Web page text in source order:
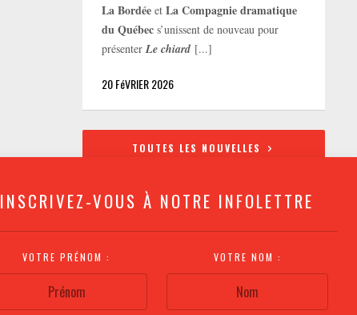
INSCRIVEZ-VOUS À NOTRE INFOLETTRE
VOTRE PRÉNOM : VOTRE NOM :
La Bordée etLa Compagnie dramatique
du Québec s’unissent de nouveau pour
présenterLe chiard [...]
20 FéVRIER 2026
TOUTES LES NOUVELLES